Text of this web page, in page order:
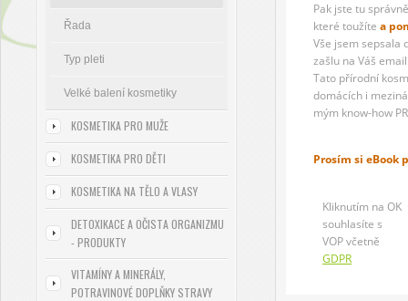
Řada
Typ pleti
Velké balení kosmetiky
KOSMETIKA PRO MUŽE
KOSMETIKA PRO DĚTI
KOSMETIKA NA TĚLO A VLASY
DETOXIKACE A OČISTA ORGANIZMU
- PRODUKTY
VITAMÍNY A MINERÁLY,
POTRAVINOVÉ DOPLŇKY STRAVY
Pak jste tu
které toužíte a
Vše jsem sepsala
zašlu na Váš
Tato přírodní
domácích i
mým know-how
Prosím si eBook
Kliknutím na OK
souhlasíte s
VOP včetně
GDPR